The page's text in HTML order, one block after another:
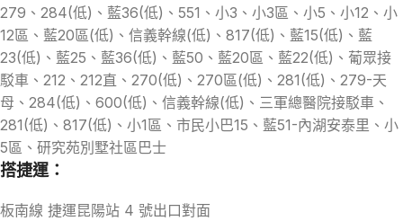
279、284(低)、藍36(低)、551、小3、小3區、小5、小12、小
12區、藍20區(低)、信義幹線(低)、817(低)、藍15(低)、藍
23(低)、藍25、藍36(低)、藍50、藍20區、藍22(低)、葡眾接
駁車、212、212直、270(低)、270區(低)、281(低)、279-天
母、284(低)、600(低)、信義幹線(低)、三軍總醫院接駁車、
281(低)、817(低)、小1區、市民小巴15、藍51-內湖安泰里、小
5區、研究苑別墅社區巴士
搭捷運：
板南線 捷運昆陽站 4 號出口對面